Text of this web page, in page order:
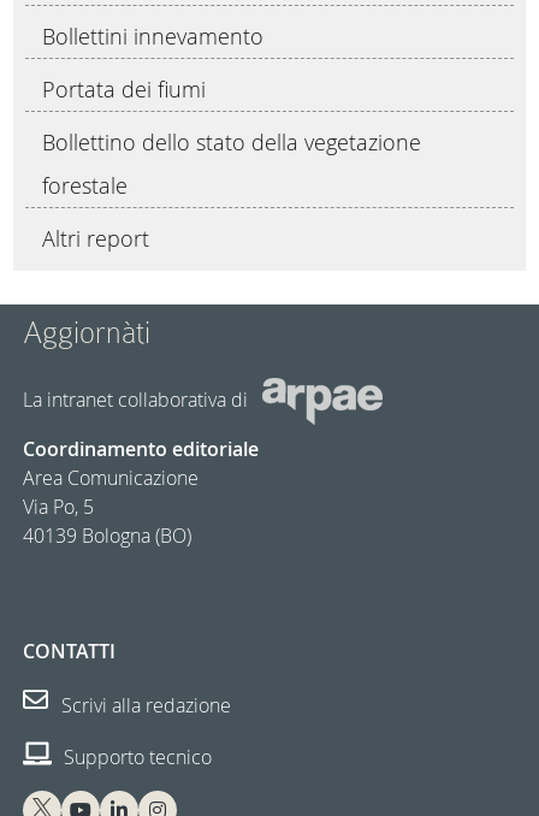
Bollettini innevamento
Portata dei fiumi
Bollettino dello stato della vegetazione
forestale
Altri report
Aggiornàti
La intranet collaborativa di
Coordinamento editoriale
Area Comunicazione
Via Po, 5
40139 Bologna (BO)
CONTATTI
Scrivi alla redazione
Supporto tecnico